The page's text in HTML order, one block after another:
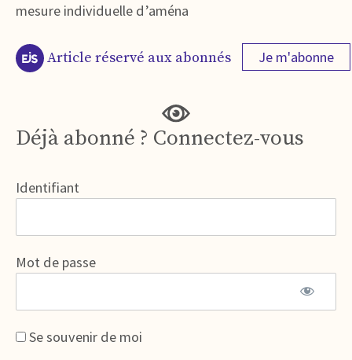
mesure individuelle d’aména
Article réservé aux abonnés Je m'abonne
Déjà abonné ? Connectez-vous
Identifiant
Mot de passe
Se souvenir de moi